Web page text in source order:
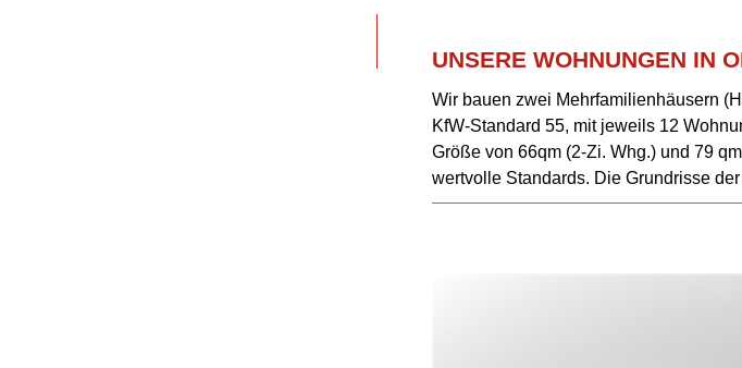
UNSERE WOHNUNGEN IN
Wir bauen zwei Mehrfamilienhäusern
KfW-Standard 55, mit jeweils 12
Größe von 66qm (2-Zi. Whg.) und 79
wertvolle Standards. Die Grundrisse